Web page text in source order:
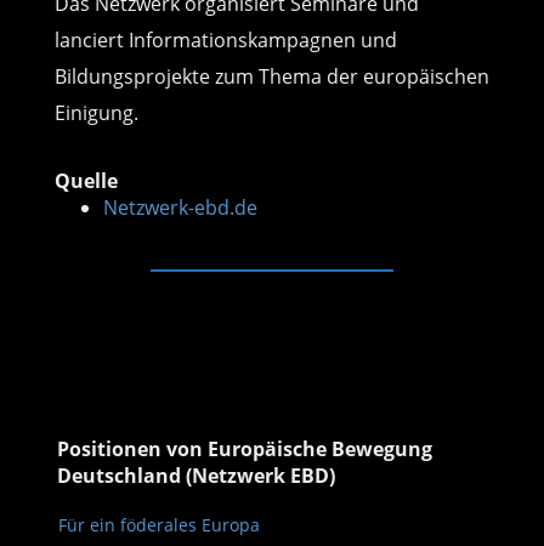
lanciert Informationskampagnen und
Bildungsprojekte zum Thema der europäischen
Einigung.
Quelle
Netzwerk-ebd.de
Positionen von Europäische Bewegung
Deutschland (Netzwerk EBD)
Für ein föderales Europa